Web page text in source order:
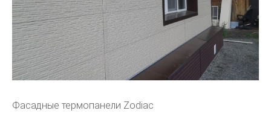
Фасадные термопанели Zodiac